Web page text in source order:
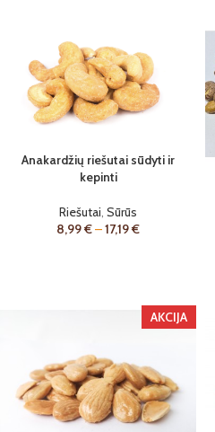
Anakardžių riešutai sūdyti ir
kepinti
Riešutai Sūrūs
8,99€–17,19€
AKCIJA